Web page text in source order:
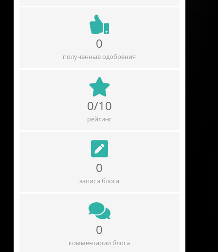
0
полученные одобрения
0/10
рейтинг
0
записи блога
0
комментарии блога